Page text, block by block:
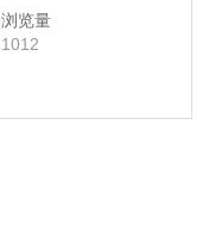
浏览量
1012